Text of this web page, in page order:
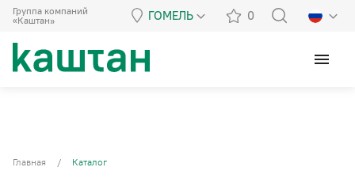
Группа компаний
«Каштан»
ГОМЕЛЬ 0
menu
Главная / Каталог